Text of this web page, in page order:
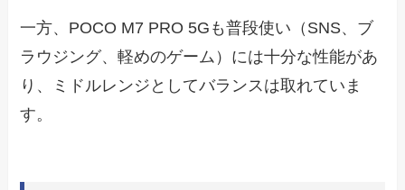
一方、POCO M7 PRO 5Gも普段使い（SNS、ブ
ラウジング、軽めのゲーム）には十分な性能があ
り、ミドルレンジとしてバランスは取れていま
す。